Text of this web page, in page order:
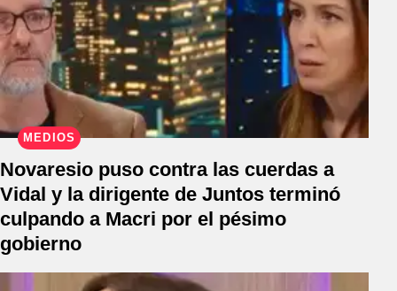
MEDIOS
Novaresio puso contra las cuerdas a
Vidal y la dirigente de Juntos terminó
culpando a Macri por el pésimo
gobierno